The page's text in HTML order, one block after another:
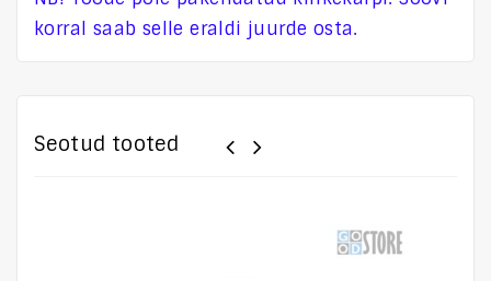
korral saab selle eraldi juurde osta.
Seotud tooted